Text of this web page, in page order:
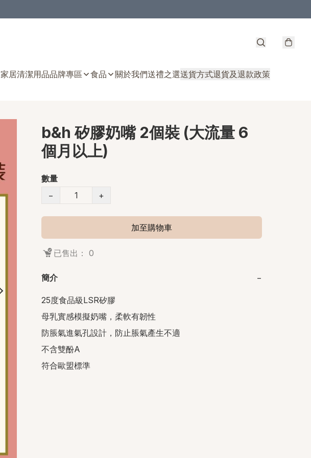
家居清潔用品品牌專區 食品 關於我們送禮之選送貨方式退貨及退款政策
b&h 矽膠奶嘴 2個裝 (大流量 6
個月以上)
數量
−
+
加至購物車
已售出： 0
簡介 −
25度食品級LSR矽膠
母乳實感模擬奶嘴，柔軟有韌性
防脹氣進氣孔設計，防止脹氣產生不適
不含雙酚A
符合歐盟標準